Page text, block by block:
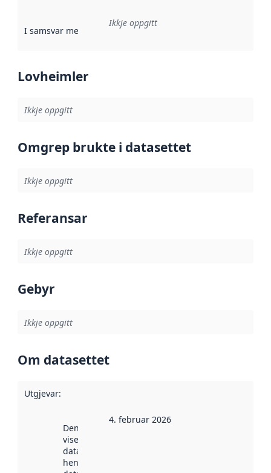
I samsvar med Referanse til ei implementeringsregel eller
Ikkje oppgitt
Lovheimler
Ikkje oppgitt
Omgrep brukte i datasettet
Ikkje oppgitt
Referansar
Ikkje oppgitt
Gebyr
Ikkje oppgitt
Om datasettet
Utgjevar:
Denne datoen
viser når
datasettet vart
henta inn av
4. februar 2026